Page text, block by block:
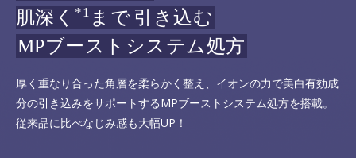
肌深く *1 まで 引き込む
MPブーストシステム処方
厚く重なり合った角層を柔らかく整え、イオンの力で美白有効成
分の引き込みをサポートするMPブーストシステム処方を搭載。
従来品に比べなじみ感も大幅UP！